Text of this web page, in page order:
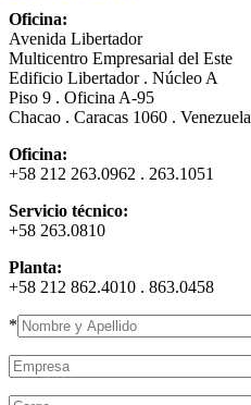
Oficina:
Avenida Libertador
Multicentro Empresarial del Este
Edificio Libertador . Núcleo A
Piso 9 . Oficina A-95
Chacao . Caracas 1060 . Venezuela
Oficina:
+58 212 263.0962 . 263.1051
Servicio técnico:
+58 263.0810
Planta:
+58 212 862.4010 . 863.0458
*